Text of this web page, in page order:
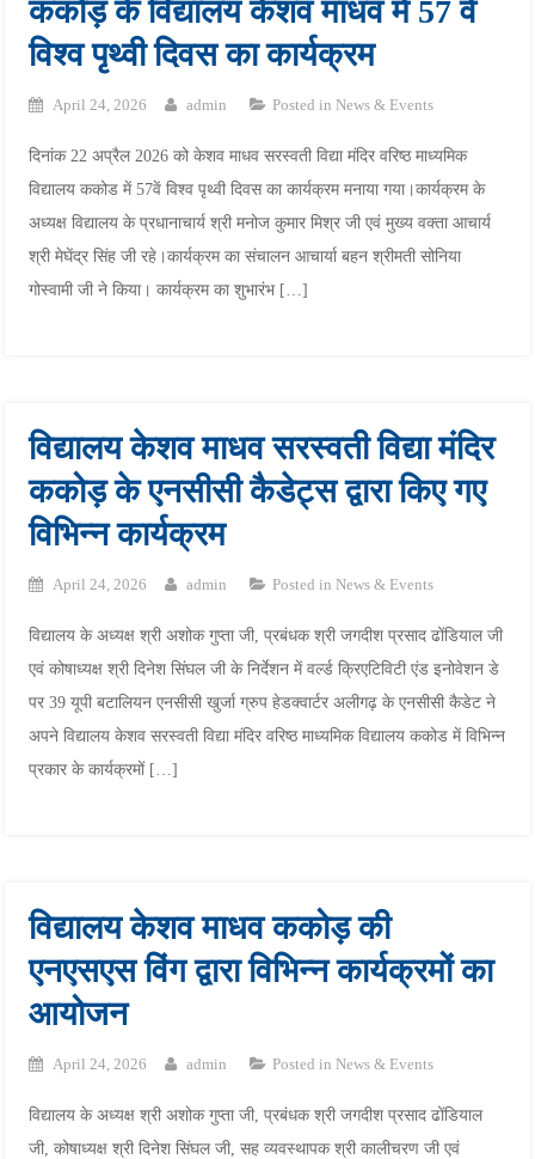
ककोड़ के विद्यालय केशव माधव में 57 वें
विश्व पृथ्वी दिवस का कार्यक्रम
April 24, 2026 admin Posted in News & Events
दिनांक 22 अप्रैल 2026 को केशव माधव सरस्वती विद्या मंदिर वरिष्ठ माध्यमिक
विद्यालय ककोड में 57वें विश्व पृथ्वी दिवस का कार्यक्रम मनाया गया।कार्यक्रम के
अध्यक्ष विद्यालय के प्रधानाचार्य श्री मनोज कुमार मिश्र जी एवं मुख्य वक्ता आचार्य
श्री मेघेंद्र सिंह जी रहे।कार्यक्रम का संचालन आचार्या बहन श्रीमती सोनिया
गोस्वामी जी ने किया। कार्यक्रम का शुभारंभ […]
विद्यालय केशव माधव सरस्वती विद्या मंदिर
ककोड़ के एनसीसी कैडेट्स द्वारा किए गए
विभिन्न कार्यक्रम
April 24, 2026 admin Posted in News & Events
विद्यालय के अध्यक्ष श्री अशोक गुप्ता जी, प्रबंधक श्री जगदीश प्रसाद ढोंडियाल जी
एवं कोषाध्यक्ष श्री दिनेश सिंघल जी के निर्देशन में वर्ल्ड क्रिएटिविटी एंड इनोवेशन डे
पर 39 यूपी बटालियन एनसीसी खुर्जा ग्रुप हेडक्वार्टर अलीगढ़ के एनसीसी कैडेट ने
अपने विद्यालय केशव सरस्वती विद्या मंदिर वरिष्ठ माध्यमिक विद्यालय ककोड में विभिन्न
प्रकार के कार्यक्रमों […]
विद्यालय केशव माधव ककोड़ की
एनएसएस विंग द्वारा विभिन्न कार्यक्रमों का
आयोजन
April 24, 2026 admin Posted in News & Events
विद्यालय के अध्यक्ष श्री अशोक गुप्ता जी, प्रबंधक श्री जगदीश प्रसाद ढोंडियाल
जी, कोषाध्यक्ष श्री दिनेश सिंघल जी, सह व्यवस्थापक श्री कालीचरण जी एवं